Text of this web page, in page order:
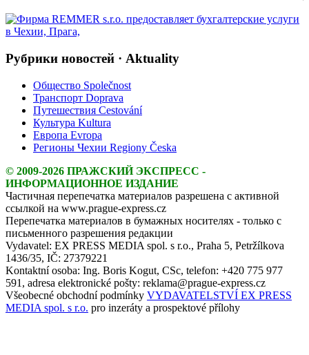
Рубрики новостей · Aktuality
Общество Společnost
Транспорт Doprava
Путешествия Cestování
Культура Kultura
Европа Evropa
Регионы Чехии Regiony Česka
© 2009-2026 ПРАЖСКИЙ ЭКСПРЕСС -
ИНФОРМАЦИОННОЕ ИЗДАНИЕ
Частичная перепечатка материалов разрешена с активной
ссылкой на www.prague-express.cz
Перепечатка материалов в бумажных носителях - только с
письменного разрешения редакции
Vydavatel: EX PRESS MEDIA spol. s r.o., Praha 5, Petržílkova
1436/35, IČ: 27379221
Kontaktní osoba: Ing. Boris Kogut, CSc, telefon: +420 775 977
591, adresa elektronické pošty: reklama@prague-express.cz
Všeobecné obchodní podmínky VYDAVATELSTVÍ EX PRESS
MEDIA spol. s r.o. pro inzeráty a prospektové přílohy